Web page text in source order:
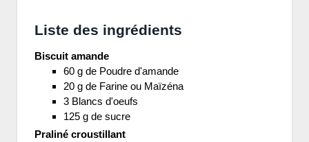
Liste des ingrédients
Biscuit amande
60 g de Poudre d'amande
20 g de Farine ou Maïzéna
3 Blancs d'oeufs
125 g de sucre
Praliné croustillant